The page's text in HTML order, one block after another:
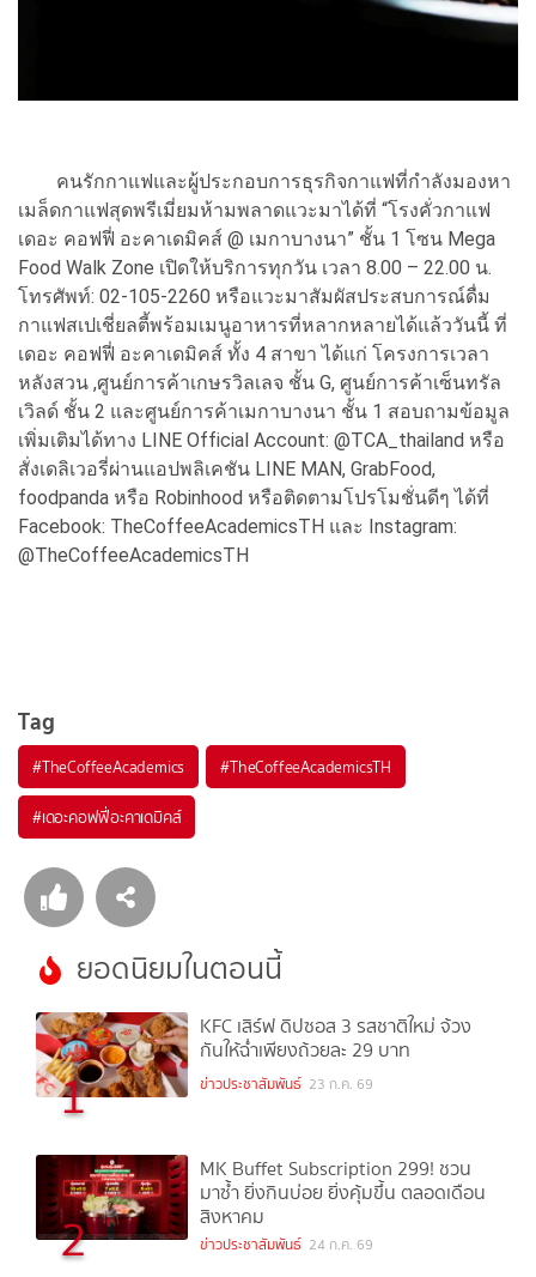
คนรักกาแฟและผู้ประกอบการธุรกิจกาแฟที่กำลังมองหา
เมล็ดกาแฟสุดพรีเมี่ยมห้ามพลาดแวะมาได้ที่ “โรงคั่วกาแฟ
เดอะ คอฟฟี่ อะคาเดมิคส์ @ เมกาบางนา” ชั้น 1 โซน Mega
Food Walk Zone เปิดให้บริการทุกวัน เวลา 8.00 – 22.00 น.
โทรศัพท์: 02-105-2260 หรือแวะมาสัมผัสประสบการณ์ดื่ม
กาแฟสเปเชี่ยลตี้พร้อมเมนูอาหารที่หลากหลายได้แล้ววันนี้ ที่
เดอะ คอฟฟี่ อะคาเดมิคส์ ทั้ง 4 สาขา ได้แก่ โครงการเวลา
หลังสวน ,ศูนย์การค้าเกษรวิลเลจ ชั้น G, ศูนย์การค้าเซ็นทรัล
เวิลด์ ชั้น 2 และศูนย์การค้าเมกาบางนา ชั้น 1 สอบถามข้อมูล
เพิ่มเติมได้ทาง LINE Official Account: @TCA_thailand หรือ
สั่งเดลิเวอรี่ผ่านแอปพลิเคชัน LINE MAN, GrabFood,
foodpanda หรือ Robinhood หรือติดตามโปรโมชั่นดีๆ ได้ที่
Facebook: TheCoffeeAcademicsTH และ Instagram:
@TheCoffeeAcademicsTH
Tag
#TheCoffeeAcademics #TheCoffeeAcademicsTH
#เดอะคอฟฟี่อะคาเดมิคส์
ยอดนิยมในตอนนี้
1
KFC เสิร์ฟ ดิปซอส 3 รสชาติใหม่ จ้วง
กันให้ฉ่ำเพียงถ้วยละ 29 บาท
ข่าวประชาสัมพันธ์ 23 ก.ค. 69
2
MK Buffet Subscription 299! ชวน
มาซ้ำ ยิ่งกินบ่อย ยิ่งคุ้มขึ้น ตลอดเดือน
สิงหาคม
ข่าวประชาสัมพันธ์ 24 ก.ค. 69